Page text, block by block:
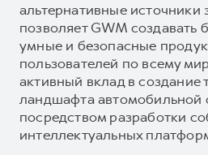
альтернативные источники
позволяет GWM создавать
умные и безопасные
пользователей по всему
активный вклад в создание
ландшафта автомобильной
посредством разработки
интеллектуальных